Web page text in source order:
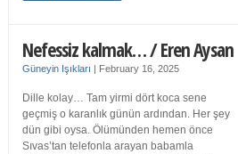
Nefessiz kalmak… / Eren Aysan
Güneyin Işıkları | February 16, 2025
Dille kolay… Tam yirmi dört koca sene
geçmiş o karanlık günün ardından. Her şey
dün gibi oysa. Ölümünden hemen önce
Sıvas’tan telefonla arayan babamla